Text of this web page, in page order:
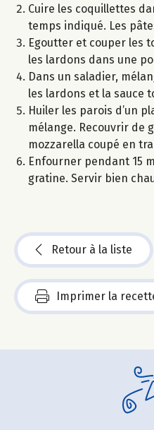
Cuire les coquillettes
temps indiqué. Les
Egoutter et couper les
les lardons dans une
Dans un saladier,
les lardons et la sauce
Huiler les parois d’un
mélange. Recouvrir de
mozzarella coupé en
Enfourner pendant 15
gratine. Servir bien
Retour à la liste
Imprimer la